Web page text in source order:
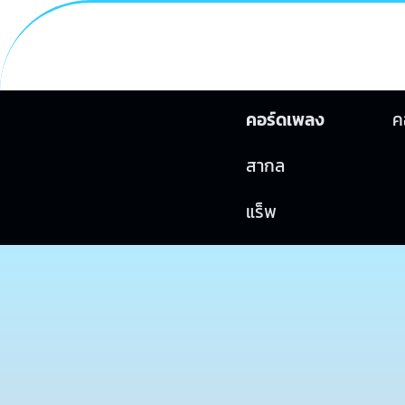
คอร์ดเพลง
สากล
แร็พ